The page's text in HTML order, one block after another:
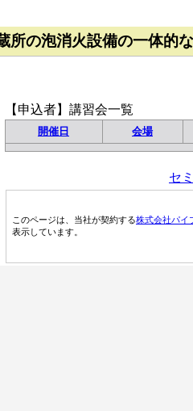
所の泡消火設備の一体的
【申込者】講習会一覧
開催日 会場
セ
このページは、当社が契約する株式会社パイ
表示しています。